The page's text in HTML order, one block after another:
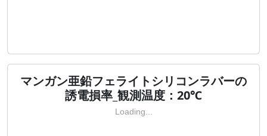
マンガン亜鉛フェライトシリコンラバーの
誘電損率_観測温度：20℃
Loading...